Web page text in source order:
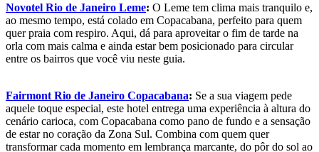
Novotel Rio de Janeiro Leme: O Leme tem clima mais tranquilo e,
ao mesmo tempo, está colado em Copacabana, perfeito para quem
quer praia com respiro. Aqui, dá para aproveitar o fim de tarde na
orla com mais calma e ainda estar bem posicionado para circular
entre os bairros que você viu neste guia.
Fairmont Rio de Janeiro Copacabana: Se a sua viagem pede
aquele toque especial, este hotel entrega uma experiência à altura do
cenário carioca, com Copacabana como pano de fundo e a sensação
de estar no coração da Zona Sul. Combina com quem quer
transformar cada momento em lembrança marcante, do pôr do sol ao